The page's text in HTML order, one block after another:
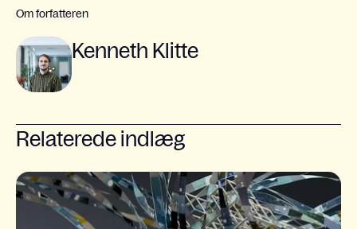
Om forfatteren
Kenneth Klitte
Relaterede indlæg